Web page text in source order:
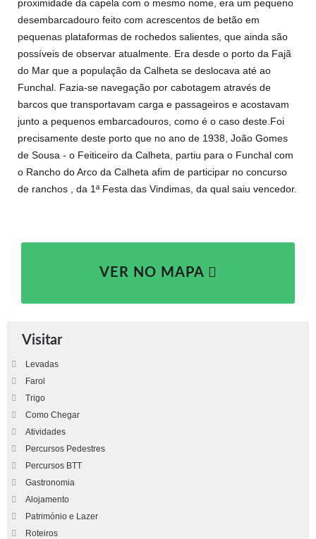
proximidade da capela com o mesmo nome, era um pequeno
desembarcadouro feito com acrescentos de betão em
pequenas plataformas de rochedos salientes, que ainda são
possíveis de observar atualmente. Era desde o porto da Fajã
do Mar que a população da Calheta se deslocava até ao
Funchal. Fazia-se navegação por cabotagem através de
barcos que transportavam carga e passageiros e acostavam
junto a pequenos embarcadouros, como é o caso deste.Foi
precisamente deste porto que no ano de 1938, João Gomes
de Sousa - o Feiticeiro da Calheta, partiu para o Funchal com
o Rancho do Arco da Calheta afim de participar no concurso
de ranchos , da 1ª Festa das Vindimas, da qual saiu vencedor.
VER NO MAPA
Visitar
Levadas
Farol
Trigo
Como Chegar
Atividades
Percursos Pedestres
Percursos BTT
Gastronomia
Alojamento
Património e Lazer
Roteiros